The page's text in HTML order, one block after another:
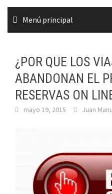
Menú principal
¿POR QUE LOS
ABANDONAN EL
RESERVAS ON
mayo 19, 2015 Juan